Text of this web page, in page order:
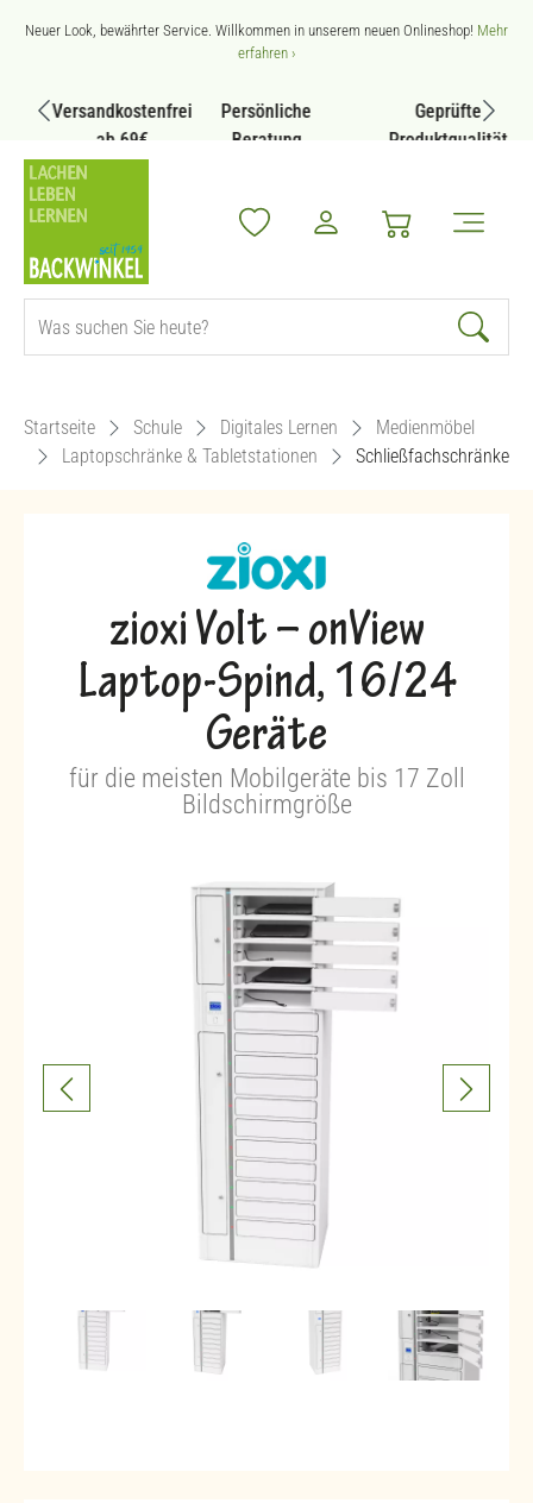
Zum Hauptinhalt springen
Neuer Look, bewährter Service. Willkommen in unserem neuen Onlineshop! Mehr
erfahren ›
Versandkostenfrei
ab 69€
Persönliche
Beratung
Geprüfte
Produktqualität
Startseite Schule Digitales Lernen
Medienmöbel
Laptopschränke & Tabletstationen
Schließfachschränke
zioxi Volt – onView
Laptop-Spind, 16/24
Geräte
für die meisten Mobilgeräte bis 17 Zoll
Bildschirmgröße